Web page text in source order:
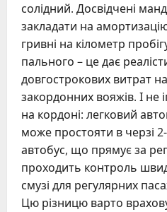
солідний. Досвідчені
закладати на
гривні на кілометр
пального – це дає
довгострокових витрат
закордонних вояжів. І не
на кордоні: легковий
може простояти в черзі
автобус, що прямує за
проходить контроль
смузі для регулярних
Цю різницю варто